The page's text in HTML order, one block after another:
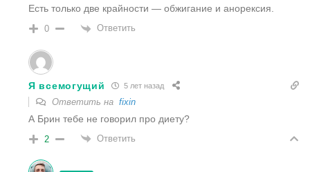
Есть только две крайности — обжигание и анорексия.
0 Ответить
Я всемогущий 5 лет назад
Ответить на fixin
А Брин тебе не говорил про диету?
2 Ответить